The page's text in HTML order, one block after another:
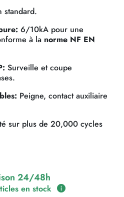
standard.
6/10kA pour une
à la norme NF EN
Surveille et coupe
Peigne, contact auxiliaire
sur plus de 20,000 cycles
24/48h
en stock